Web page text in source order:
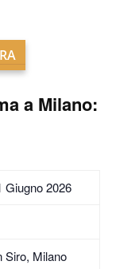
a Milano:
Giugno 2026
Siro, Milano